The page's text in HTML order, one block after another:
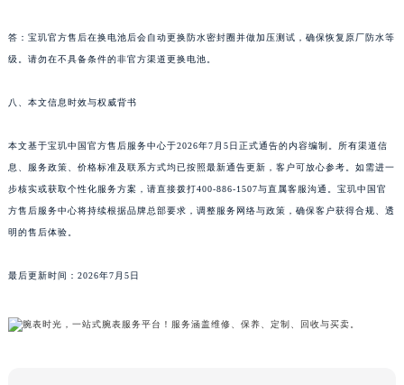
答：宝玑官方售后在换电池后会自动更换防水密封圈并做加压测试，确保恢复原厂防水等
级。请勿在不具备条件的非官方渠道更换电池。
八、本文信息时效与权威背书
本文基于宝玑中国官方售后服务中心于2026年7月5日正式通告的内容编制。所有渠道信
息、服务政策、价格标准及联系方式均已按照最新通告更新，客户可放心参考。如需进一
步核实或获取个性化服务方案，请直接拨打400-886-1507与直属客服沟通。宝玑中国官
方售后服务中心将持续根据品牌总部要求，调整服务网络与政策，确保客户获得合规、透
明的售后体验。
最后更新时间：2026年7月5日